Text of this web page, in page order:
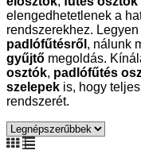
elengedhetetlenek a
rendszerekhez.
padlófűtésről , nálunk
gyűjtő megoldás.
osztók, padlófűtés
szelepek is, hogy
rendszerét.